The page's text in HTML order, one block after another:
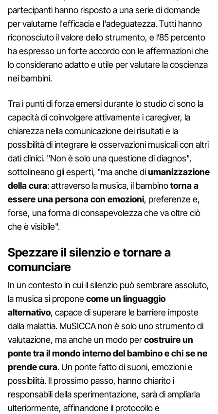
partecipanti hanno risposto a una serie di domande
per valutarne l'efficacia e l'adeguatezza. Tutti hanno
riconosciuto il valore dello strumento, e l’85 percento
ha espresso un forte accordo con le affermazioni che
lo considerano adatto e utile per valutare la coscienza
nei bambini.
Tra i punti di forza emersi durante lo studio ci sono la
capacità di coinvolgere attivamente i caregiver, la
chiarezza nella comunicazione dei risultati e la
possibilità di integrare le osservazioni musicali con altri
dati clinici. "Non è solo una questione di diagnos",
sottolineano gli esperti, "ma anche diumanizzazione
della cura: attraverso la musica, il bambinotorna a
essere una persona con emozioni, preferenze e,
forse, una forma di consapevolezza che va oltre ciò
che è visibile".
Spezzare il silenzio e tornare a
comunciare
In un contesto in cui il silenzio può sembrare assoluto,
la musica si proponecome un linguaggio
alternativo, capace di superare le barriere imposte
dalla malattia. MuSICCA non è solo uno strumento di
valutazione, ma anche un modo percostruire un
ponte tra il mondo interno del bambino e chi se ne
prende cura. Un ponte fatto di suoni, emozioni e
possibilità. Il prossimo passo, hanno chiarito i
responsabili della sperimentazione, sarà di ampliarla
ulteriormente, affinandone il protocollo e